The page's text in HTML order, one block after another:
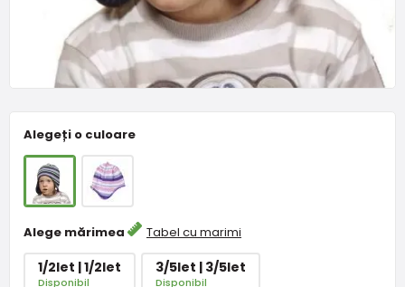
Alegeți o culoare
Alege mărimea Tabel cu marimi
1/2let | 1/2let
Disponibil
3/5let | 3/5let
Disponibil